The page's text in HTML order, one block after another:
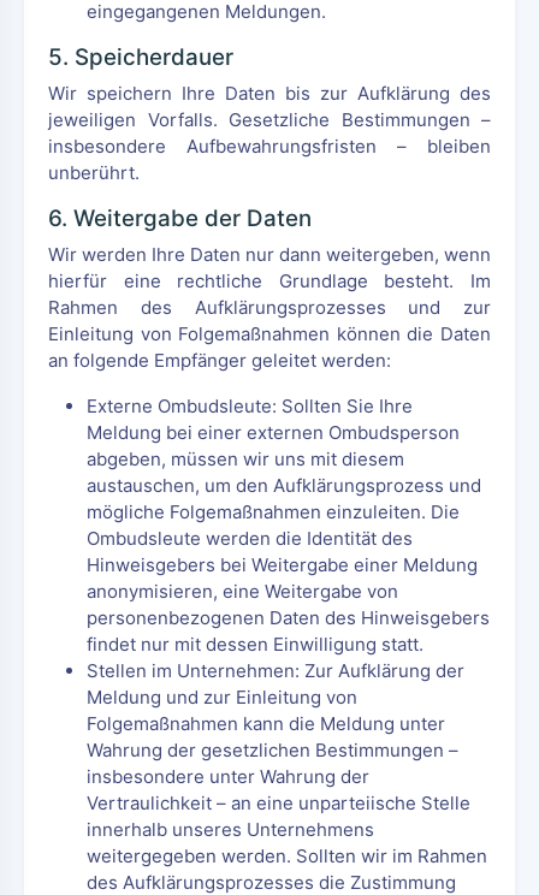
eingegangenen Meldungen.
5. Speicherdauer
Wir speichern Ihre Daten bis zur Aufklärung des
jeweiligen Vorfalls. Gesetzliche Bestimmungen –
insbesondere Aufbewahrungsfristen – bleiben
unberührt.
6. Weitergabe der Daten
Wir werden Ihre Daten nur dann weitergeben, wenn
hierfür eine rechtliche Grundlage besteht. Im
Rahmen des Aufklärungsprozesses und zur
Einleitung von Folgemaßnahmen können die Daten
an folgende Empfänger geleitet werden:
Externe Ombudsleute: Sollten Sie Ihre
Meldung bei einer externen Ombudsperson
abgeben, müssen wir uns mit diesem
austauschen, um den Aufklärungsprozess und
mögliche Folgemaßnahmen einzuleiten. Die
Ombudsleute werden die Identität des
Hinweisgebers bei Weitergabe einer Meldung
anonymisieren, eine Weitergabe von
personenbezogenen Daten des Hinweisgebers
findet nur mit dessen Einwilligung statt.
Stellen im Unternehmen: Zur Aufklärung der
Meldung und zur Einleitung von
Folgemaßnahmen kann die Meldung unter
Wahrung der gesetzlichen Bestimmungen –
insbesondere unter Wahrung der
Vertraulichkeit – an eine unparteiische Stelle
innerhalb unseres Unternehmens
weitergegeben werden. Sollten wir im Rahmen
des Aufklärungsprozesses die Zustimmung